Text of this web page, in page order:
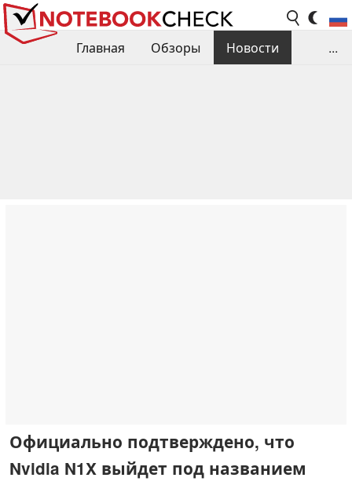
Главная Обзоры
Новости
...
Официально подтверждено, что
Nvidia N1X выйдет под названием